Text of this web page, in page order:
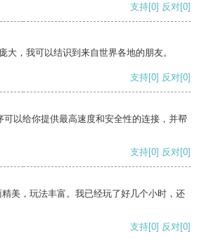
支持[0] 反对[0]
大，我可以结识到来自世界各地的朋友。
支持[0] 反对[0]
以给你提供最高速度和安全性的连接，并帮
支持[0] 反对[0]
美，玩法丰富。我已经玩了好几个小时，还
支持[0] 反对[0]